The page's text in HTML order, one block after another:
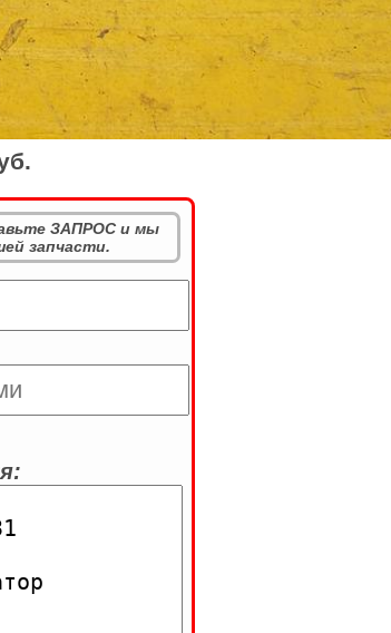
ЗАПРОС и мы
запчасти.